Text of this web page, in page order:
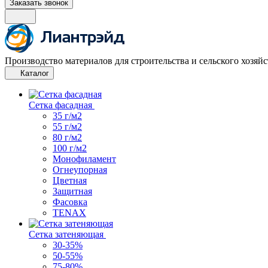
Заказать звонок
Производство материалов для строительства и сельского
Каталог
Сетка фасадная
35 г/м2
55 г/м2
80 г/м2
100 г/м2
Монофиламент
Огнеупорная
Цветная
Защитная
Фасовка
TENAX
Сетка затеняющая
30-35%
50-55%